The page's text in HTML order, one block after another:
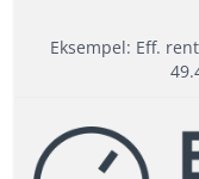
Nedbetalingstid:
Termingebyr: 40
Les mer om Axo
Eksempel: Eff.
Fordeler
Velg mellom